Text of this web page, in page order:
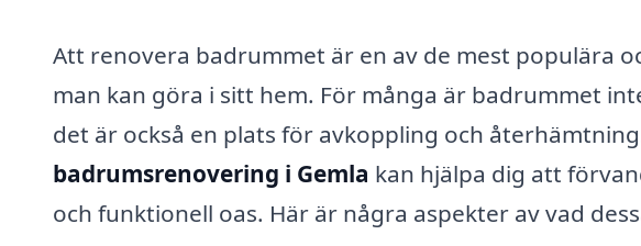
Att renovera badrummet är en av de mest populära
man kan göra i sitt hem. För många är badrummet
det är också en plats för avkoppling och
badrumsrenovering i Gemla kan hjälpa dig att
och funktionell oas. Här är några aspekter av vad